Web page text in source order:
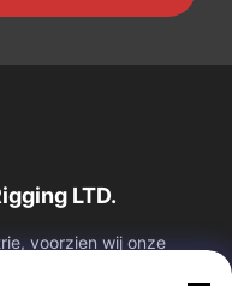
LTD.
voorzien wij onze
douane-ontworpen het